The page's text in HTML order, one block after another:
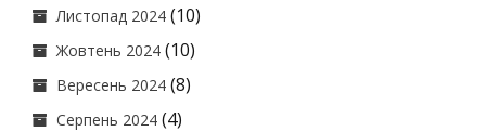
Листопад 2024 (10)
Жовтень 2024 (10)
Вересень 2024 (8)
Серпень 2024 (4)